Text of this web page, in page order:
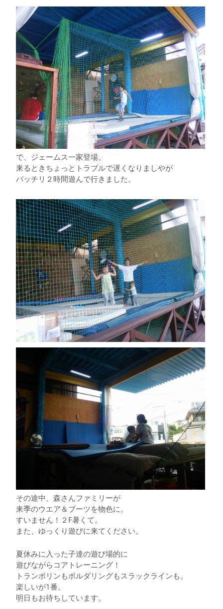
で、ジェームス一家登場。
来るときちょっとトラブルで遅くなりましやが
バッチリ２時間遊んで行きました。
その途中、森さんファミリーが
来季のウエア＆ブーツを物色に。
すいません！２F暑くて。
また、ゆっくり遊びに来てください。
夏休みに入った子達の遊び場的に
遊びながらコアトレーニング！
トランポリンもボルダリングもスラックラインも。
楽しいが1番。
明日もお待ちしています。